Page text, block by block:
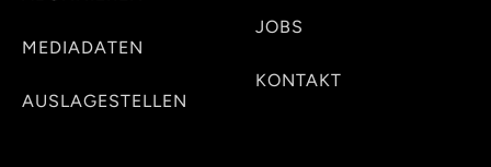
MEDIADATEN
AUSLAGESTELLEN
JOBS
KONTAKT